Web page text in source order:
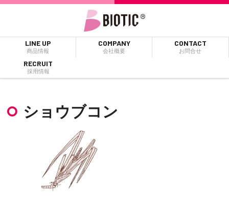
LINE UP
商品情報
COMPANY
会社概要
CONTACT
お問合せ
RECRUIT
採用情報
ショウブコン